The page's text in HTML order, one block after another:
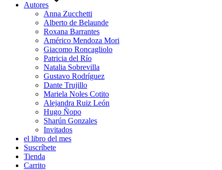
Autores
Anna Zucchetti
Alberto de Belaunde
Roxana Barrantes
Américo Mendoza Mori
Giacomo Roncagliolo
Patricia del Río
Natalia Sobrevilla
Gustavo Rodríguez
Dante Trujillo
Mariela Noles Cotito
Alejandra Ruiz León
Hugo Ñopo
Sharún Gonzales
Invitados
el libro del mes
Suscríbete
Tienda
Carrito